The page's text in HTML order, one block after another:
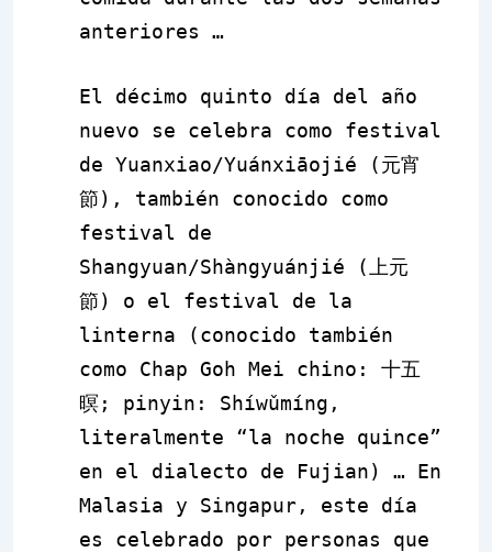
anteriores …
El décimo quinto día del año
nuevo se celebra como festival
de Yuanxiao/Yuánxiāojié
(元宵
節), también conocido como
festival de
Shangyuan/Shàngyuánjié
( 上元
節) o el festival de la
linterna (conocido también
como Chap Goh Mei chino: 十五
暝; pinyin: Shíwǔmíng,
literalmente “la noche quince”
en el dialecto de Fujian) … En
Malasia y Singapur, este día
es celebrado por personas que